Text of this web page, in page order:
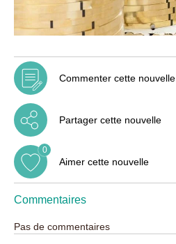
Commenter cette nouvelle
Partager cette nouvelle
Aimer cette nouvelle
0
Commentaires
Pas de commentaires